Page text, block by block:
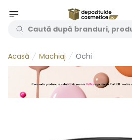
Acasă Machiaj Ochi